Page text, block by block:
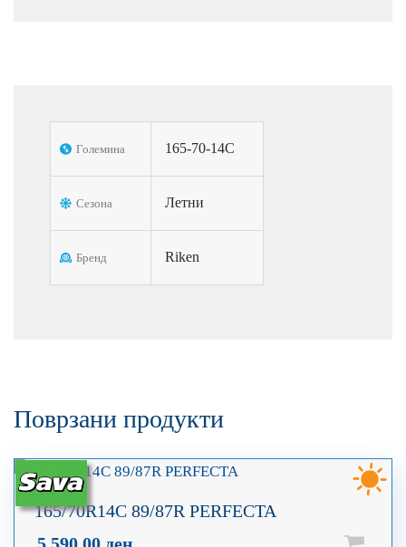
Големина 165-70-14C
Сезона Летни
Бренд Riken
Поврзани продукти
165/70R14C 89/87R PERFECTA